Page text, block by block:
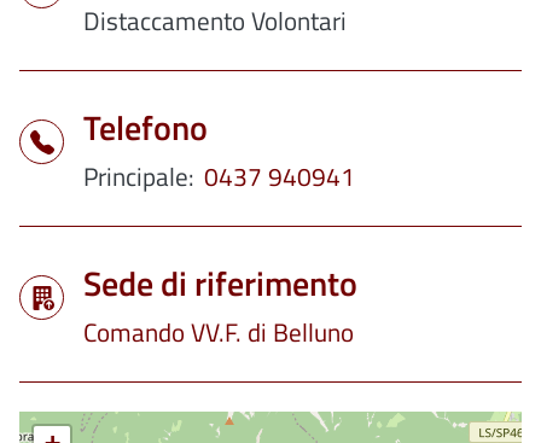
Distaccamento Volontari
Telefono
Principale 0437 940941
Sede di riferimento
Comando VV.F. di Belluno